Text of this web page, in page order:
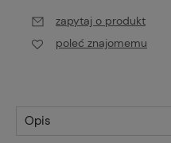
zapytaj o produkt
poleć znajomemu
Opis